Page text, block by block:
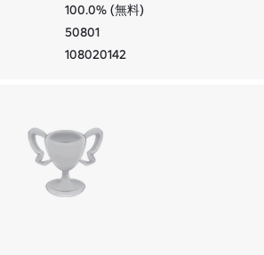
100.0% (無料)
50801
108020142